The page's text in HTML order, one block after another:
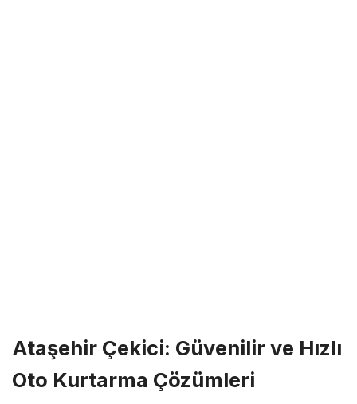
Ataşehir Çekici: Güvenilir ve Hızlı
Oto Kurtarma Çözümleri